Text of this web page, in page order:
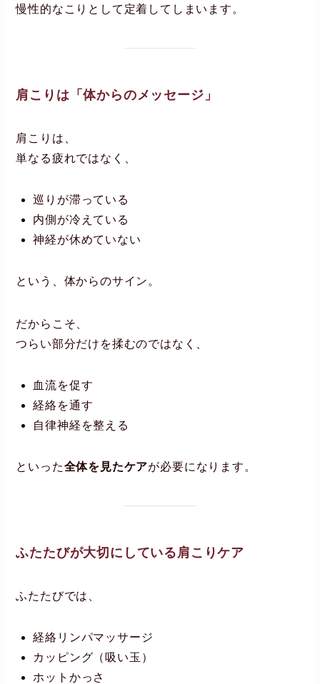
慢性的なこりとして定着してしまいます。
肩こりは「体からのメッセージ」
肩こりは、
単なる疲れではなく、
巡りが滞っている
内側が冷えている
神経が休めていない
という、体からのサイン。
だからこそ、
つらい部分だけを揉むのではなく、
血流を促す
経絡を通す
自律神経を整える
といった全体を見たケアが必要になります。
ふたたびが大切にしている肩こりケア
ふたたびでは、
経絡リンパマッサージ
カッピング（吸い玉）
ホットかっさ